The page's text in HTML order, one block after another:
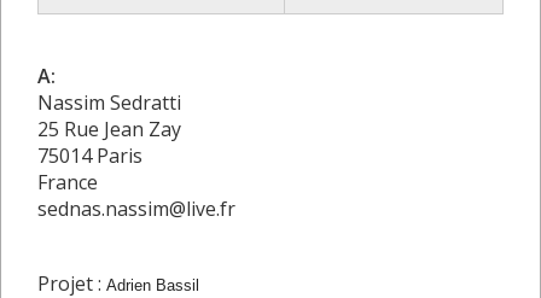
A:
Nassim Sedratti
25 Rue Jean Zay
75014 Paris
France
sednas.nassim@live.fr
Projet : Adrien Bassil